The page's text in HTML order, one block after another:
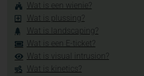
Wat is een wienie?
Wat is plussing?
Wat is landscaping?
Wat is een E-ticket?
Wat is visual intrusion?
Wat is kinetics?